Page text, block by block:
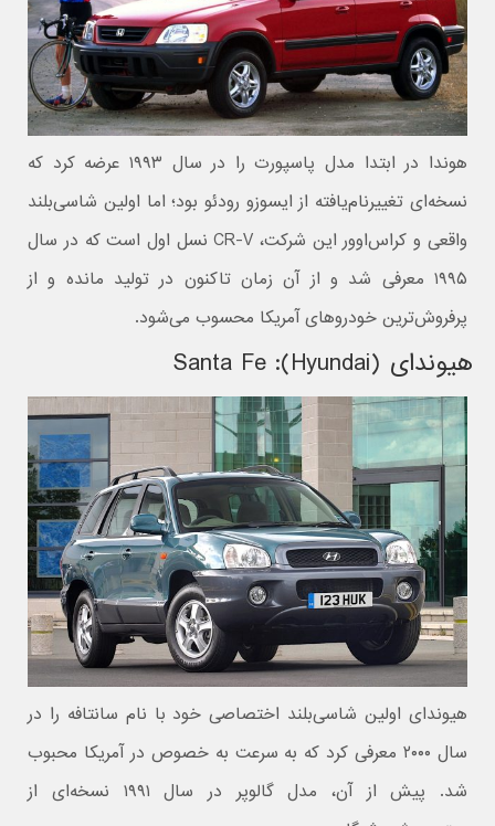
هوندا در ابتدا مدل پاسپورت را در سال ۱۹۹۳ عرضه کرد که
نسخه‌ای تغییرنام‌یافته از ایسوزو رودئو بود؛ اما اولین شاسی‌بلند
واقعی و کراس‌اوور این شرکت، CR-V نسل اول است که در سال
۱۹۹۵ معرفی شد و از آن زمان تاکنون در تولید مانده و از
پرفروش‌ترین خودروهای آمریکا محسوب می‌شود.
هیوندای (Hyundai): Santa Fe
هیوندای اولین شاسی‌بلند اختصاصی خود با نام سانتافه را در
سال ۲۰۰۰ معرفی کرد که به سرعت به خصوص در آمریکا محبوب
شد. پیش از آن، مدل گالوپر در سال ۱۹۹۱ نسخه‌ای از